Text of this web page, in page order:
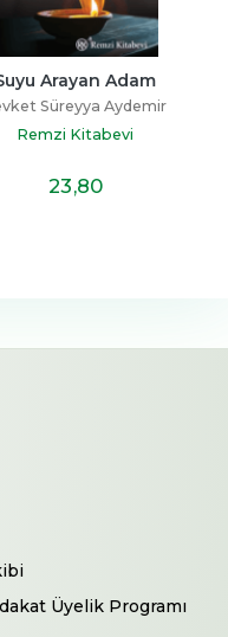
Zeytindağı - Günümüz
Türkçesiyle
Falih Rıfkı Atay
Üyelik Programı